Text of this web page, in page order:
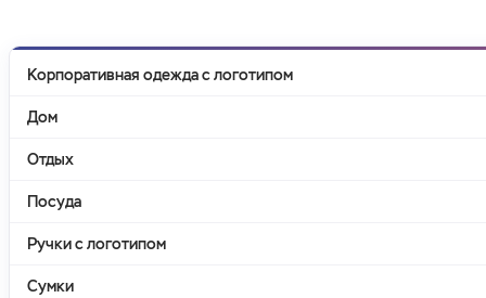
Корпоративная одежда с логотипом
Дом
Отдых
Посуда
Ручки с логотипом
Сумки